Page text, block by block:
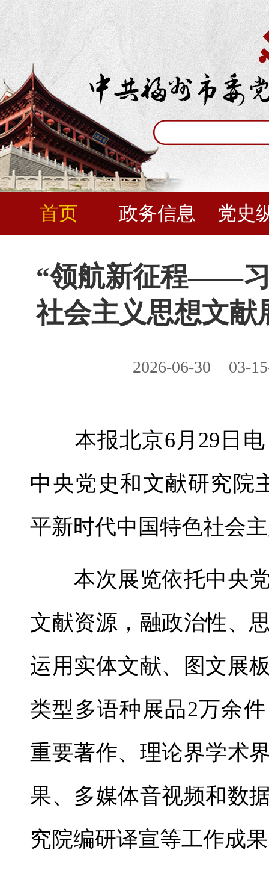
首页 政务信息 党史
“领航新征程——
社会主义思想文献
2026-06-30 03-
本报北京6月29日电
中央党史和文献研究
平新时代中国特色社会
本次展览依托中央党
文献资源，融政治性、
运用实体文献、图文展
类型多语种展品2万余
重要著作、理论界学术
果、多媒体音视频和数
究院编研译宣等工作成